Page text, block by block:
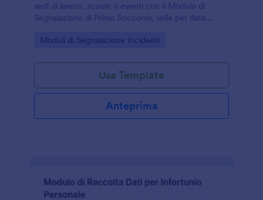
sedi di lavoro, scuole o eventi con il Modulo di
Segnalazione di Primo Soccorso, utile per data
Go to Category:
Moduli di Segnalazione Incidenti
Usa Template
Anteprima